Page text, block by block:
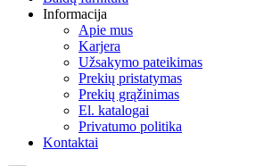
Informacija
Apie mus
Karjera
Užsakymo pateikimas
Prekių pristatymas
Prekių grąžinimas
El. katalogai
Privatumo politika
Kontaktai